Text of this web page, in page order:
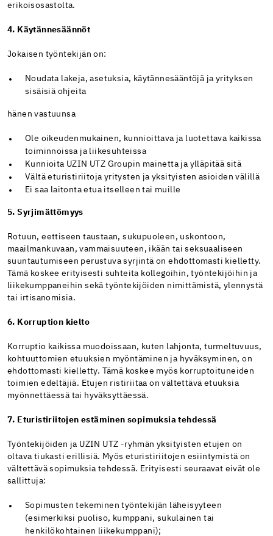
erikoisosastolta.
4. Käytännesäännöt
Jokaisen työntekijän on:
Noudata lakeja, asetuksia, käytännesääntöjä ja yrityksen
sisäisiä ohjeita
hänen vastuunsa
Ole oikeudenmukainen, kunnioittava ja luotettava kaikissa
toiminnoissa ja liikesuhteissa
Kunnioita UZIN UTZ Groupin mainetta ja ylläpitää sitä
Vältä eturistiriitoja yritysten ja yksityisten asioiden välillä
Ei saa laitonta etua itselleen tai muille
5. Syrjimättömyys
Rotuun, eettiseen taustaan, sukupuoleen, uskontoon,
maailmankuvaan, vammaisuuteen, ikään tai seksuaaliseen
suuntautumiseen perustuva syrjintä on ehdottomasti kielletty.
Tämä koskee erityisesti suhteita kollegoihin, työntekijöihin ja
liikekumppaneihin sekä työntekijöiden nimittämistä, ylennystä
tai irtisanomisia.
6. Korruption kielto
Korruptio kaikissa muodoissaan, kuten lahjonta, turmeltuvuus,
kohtuuttomien etuuksien myöntäminen ja hyväksyminen, on
ehdottomasti kielletty. Tämä koskee myös korruptoituneiden
toimien edeltäjiä. Etujen ristiriitaa on vältettävä etuuksia
myönnettäessä tai hyväksyttäessä.
7. Eturistiriitojen estäminen sopimuksia tehdessä
Työntekijöiden ja UZIN UTZ -ryhmän yksityisten etujen on
oltava tiukasti erillisiä. Myös eturistiriitojen esiintymistä on
vältettävä sopimuksia tehdessä. Erityisesti seuraavat eivät ole
sallittuja:
Sopimusten tekeminen työntekijän läheisyyteen
(esimerkiksi puoliso, kumppani, sukulainen tai
henkilökohtainen liikekumppani);